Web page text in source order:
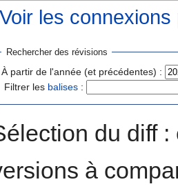
Voir les
Rechercher des révisions
À partir de l'année (et précédentes) :
Filtrer les balises :
du diff
à